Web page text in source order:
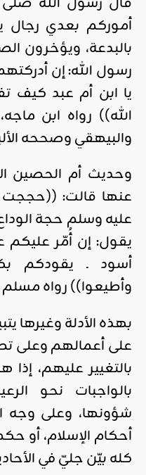
أموركم بعدي رجال
بالبدعة، ويؤخرون
رسول الله: إن
يا ابن أم عبد كيف
الله)) رواه ابن
والبيهقي وصححه
وحديث أم الحصين
عنها قالت: ((حججت
عليه وسلم حجة
يقول: إن أُمّر
أسود ـ يقودكم
وأطيعوا)) رواه مسلم
بهذه الأدلة وغيرها
على أعمالهم وعلى
بالتغيير عليهم،
بالواجبات نحو
شؤونها، وعلى
أحكام الإسلام، أو
كله بيّن جليّ في